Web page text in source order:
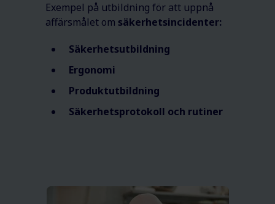
Exempel på utbildning för att uppnå
affärsmålet om säkerhetsincidenter:
Säkerhetsutbildning
Ergonomi
Produktutbildning
Säkerhetsprotokoll och rutiner